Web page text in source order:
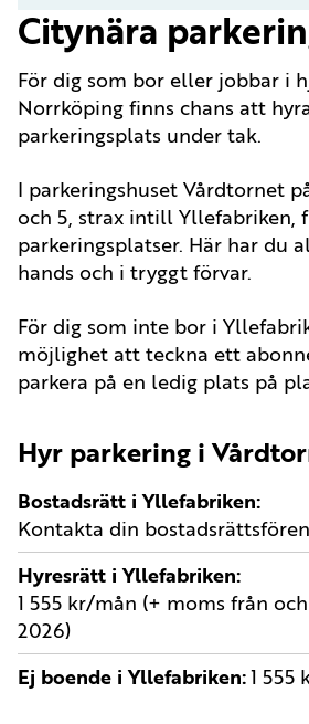
Citynära
För dig som bor eller jobbar i
Norrköping finns chans att
parkeringsplats under tak.
I parkeringshuset Vårdtornet
och 5, strax intill Yllefabriken,
parkeringsplatser. Här har du
hands och i tryggt förvar.
För dig som inte bor i
möjlighet att teckna ett
parkera på en ledig plats på
Hyr parkering i
Bostadsrätt i Yllefabriken
Kontakta din
Hyresrätt i Yllefabriken
1 555 kr/mån (+ moms från
2026)
Ej boende i Yllefabriken 1 555